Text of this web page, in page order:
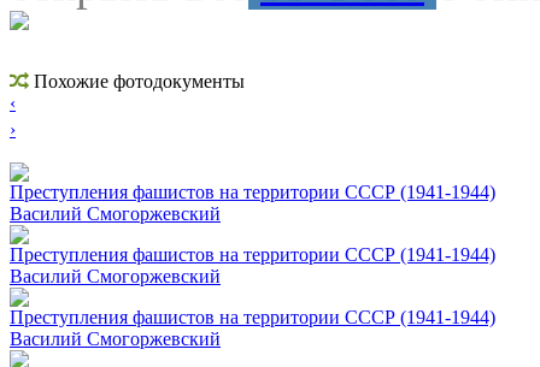
Похожие фотодокументы
‹
›
Преступления фашистов на территории СССР (1941-1944)
Вacилий Смогоржевский
Преступления фашистов на территории СССР (1941-1944)
Вacилий Смогоржевский
Преступления фашистов на территории СССР (1941-1944)
Вacилий Смогоржевский